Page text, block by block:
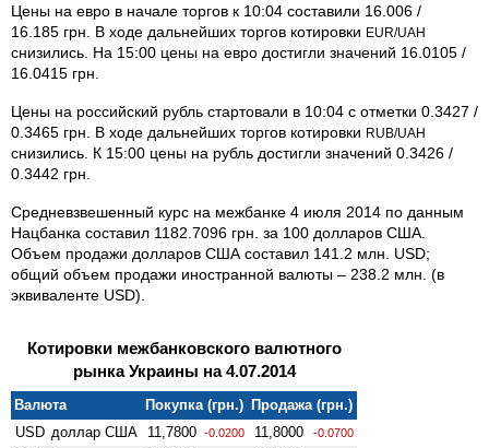
Цены на евро в начале торгов к 10:04 составили 16.006 /
16.185 грн. В ходе дальнейших торгов котировки EUR/UAH
снизились. На 15:00 цены на евро достигли значений 16.0105 /
16.0415 грн.
Цены на российский рубль стартовали в 10:04 с отметки 0.3427 /
0.3465 грн. В ходе дальнейших торгов котировки RUB/UAH
снизились. К 15:00 цены на рубль достигли значений 0.3426 /
0.3442 грн.
Средневзвешенный курс на межбанке 4 июля 2014 по данным
Нацбанка составил 1182.7096 грн. за 100 долларов США.
Объем продажи долларов США составил 141.2 млн. USD;
общий объем продажи иностранной валюты – 238.2 млн. (в
эквиваленте USD).
Котировки межбанковского валютного
рынка Украины на 4.07.2014
Валюта Покупка (грн.) Продажа (грн.)
USD доллар США 11,7800 -0.0200 11,8000 -0.0700